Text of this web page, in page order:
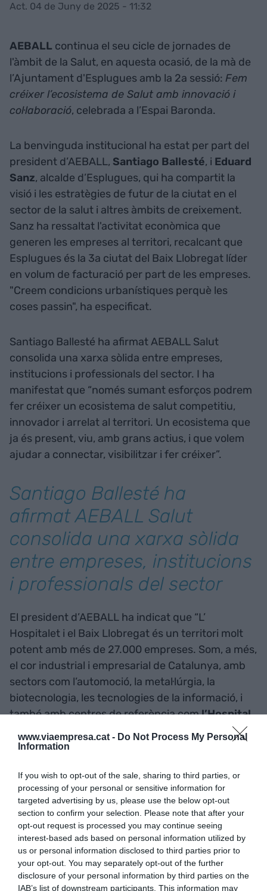
www.viaempresa.cat - Do Not Process My Personal
Information
If you wish to opt-out of the sale, sharing to third parties, or
processing of your personal or sensitive information for
targeted advertising by us, please use the below opt-out
section to confirm your selection. Please note that after your
opt-out request is processed you may continue seeing
interest-based ads based on personal information utilized by
us or personal information disclosed to third parties prior to
your opt-out. You may separately opt-out of the further
disclosure of your personal information by third parties on the
IAB’s list of downstream participants. This information may
Act. 04 de Juny de 2025 - 11:32
AEBALL continua el seu cicle de jornades de
l'àmbit de la Salut, en aquesta ocasió, de la mà de
l’Ajuntament d'Esplugues amb la 2a sessió: Fem
créixer l’ecosistema de Salut amb innovació i
col·laboració, celebrada a l’Espai Baronda.
La benvinguda institucional ha estat per part del
president d’AEBALL, Santiago Ballesté, i Eduard
Sanz, alcalde d’Esplugues, qui ha compartit la
visió i les estratègies de futur de la ciutat en el
sector de la salut i altres àmbits de creixement.
Sanz ha ressaltat l'activitat econòmica que
generen les empreses al territori, recalcant que
Esplugues és la 3a ciutat del Baix Llobregat líder
en volum de facturació per part de les empreses.
"Creem condicions urbanístiques perquè les
coses passin", ha especificat.
Santiago Ballesté ha afirmat AEBALL Salut
consolida una xarxa sòlida entre empreses,
institucions i professionals del sector. I ha
manifestat que “només sumant esforços podrem
fer créixer un ecosistema de salut competitiu,
innovador i arrelat al territori. Un ecosistema que
ja és present, viu, amb grans actius, i que volem
ajudar a connectar, visibilitzar i fer créixer”.
Santiago Ballesté ha
afirmat AEBALL Salut
consolida una xarxa sòlida
entre empreses, institucions
i professionals del sector
El president d’AEBALL ha indicat que “L’
Hospitalet i el Baix Llobregat és un territori molt
potent amb més de 27.000 empreses. Som, a més,
el cor industrial i empresarial de Catalunya, amb
sectors com l’automoció, la metal·lúrgia, la
biotecnologia, les tecnologies de la informació, i
també amb centres de referència coml’Hospital
de Sant Joan de Déu , l’ Hospital de Bellvitge,
ICOi l’IDIBELL
. Tots ells, juntament amb la
d’innovació que posicionen el Baix Llobregat i
L’Hospitalet com a referents en salut i ciències de
la vida”.
Ballesté ha manifestat que AEBALL Salut té una
mirada cap al futur, però amb una base molt
sòlida en el present. “El nostre objectiu és clar: